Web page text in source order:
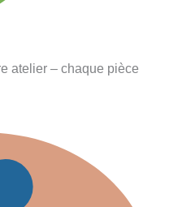
atelier – chaque pièce